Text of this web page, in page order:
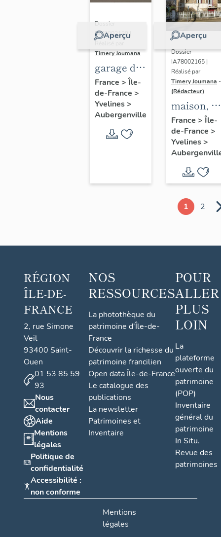
Aperçu
Dossier
IA78002139 |
Timery Joumana
garage de
réparation
automobile
Saint-
Christophe
France > Île-
de-France >
Yvelines>
Aubergenville
Aperçu
Dossier
IA78002165 |
Réalisé par
Timery Joumana -
(Rédacteur)
maison, 1
avenue
Albert 1er
France > Île-
de-France >
Yvelines>
1 2
RÉGION
ÎLE-DE-
FRANCE
2, rue Simone
Veil
93400 Saint-
Ouen
01 53 85 59
93
Nous
contacter
Aide
Mentions
légales
Politique de
confidentialité
Accessibilité :
non conforme
NOS
RESSOURCES
La photothèque du
patrimoine d'Île-de-
France
Découvrir la richesse du
patrimoine francilien
Open data Île-de-France
Le catalogue des
publications
La newsletter
Patrimoines et
Inventaire
POUR
ALLER
PLUS
LOIN
La
plateforme
ouverte du
patrimoine
(POP)
Inventaire
général du
patrimoine
In Situ.
Revue des
patrimoines
Mentions
légales